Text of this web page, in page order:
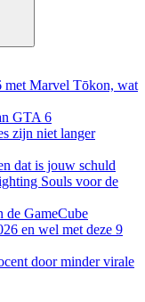
met Marvel Tōkon, wat
GTA 6
zijn niet langer
dat is jouw schuld
Souls voor de
de GameCube
en wel met deze 9
door minder virale